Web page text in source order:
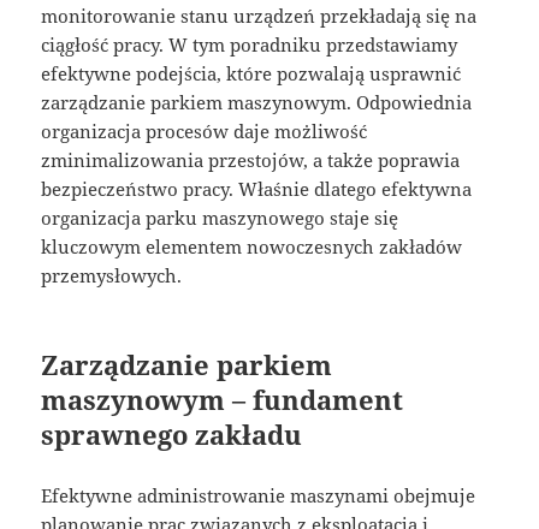
monitorowanie stanu urządzeń przekładają się na
ciągłość pracy. W tym poradniku przedstawiamy
efektywne podejścia, które pozwalają usprawnić
zarządzanie parkiem maszynowym. Odpowiednia
organizacja procesów daje możliwość
zminimalizowania przestojów, a także poprawia
bezpieczeństwo pracy. Właśnie dlatego efektywna
organizacja parku maszynowego staje się
kluczowym elementem nowoczesnych zakładów
przemysłowych.
Zarządzanie parkiem
maszynowym – fundament
sprawnego zakładu
Efektywne administrowanie maszynami obejmuje
planowanie prac związanych z eksploatacją i